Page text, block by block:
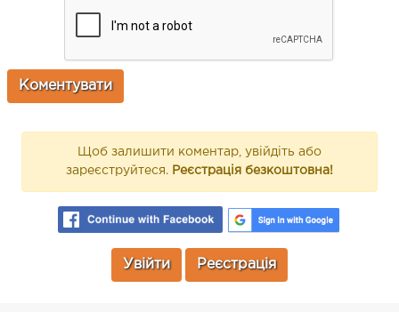
Щоб залишити коментар, увійдіть або
зареєструйтеся. Реєстрація безкоштовна!
Увійти Реєстрація